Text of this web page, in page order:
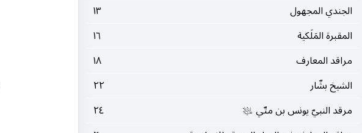
الجندي المجهول
١٣
المقبرة المَلَكية
١٦
مراقد المعارف
١٨
الشيخ بشّار
٢٢
مرقد النبيّ يونس بن متّي عليه‌السلام
٢٤